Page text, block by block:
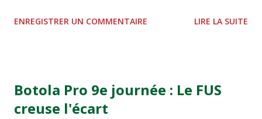
TERRAIN EL ABDI - EL JADIDA 16h30 OCK 0 - 1 HUSA
Mardi 06/12/2011 15H00 WAF - OCS au COMPLEXE SPORTIF
DE FES - FES WAC - MAS Reporté pour cause de finale de la
ENREGISTRER UN COMMENTAIRE LIRE LA SUITE
Botola Pro 9e journée : Le FUS
creuse l'écart